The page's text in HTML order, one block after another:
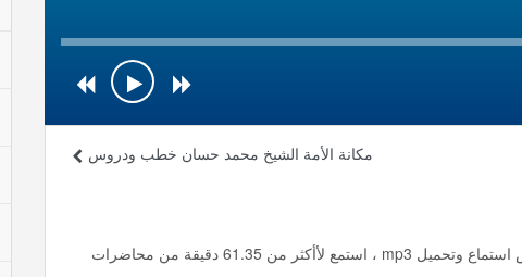
مكانة الأمة الشيخ محمد حسان خطب ودروس
حق الله على العباد الشيخ محمد حسان خطب ودروس استماع وتحميل mp3 ، استمع لأأكثر من 61.35 دقيقة من محاضرات